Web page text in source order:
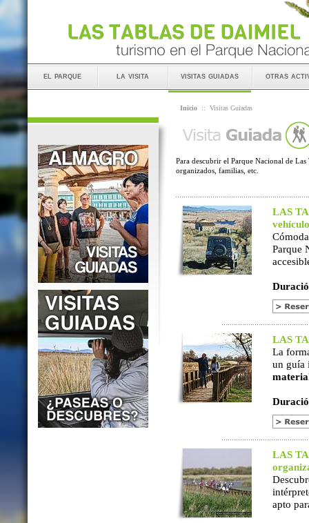
el parque la visita visitas guiadas otras
Inicio :: Visitas Guiadas
Para descubrir el Parque Nacional de
organizados, familias, etc.
LAS
vehículo
Parque
LAS
La
un guía
LAS
apto